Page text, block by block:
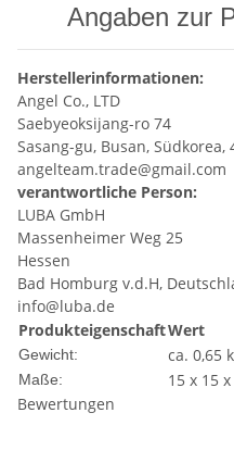
Angaben zur
Herstellerinformationen:
Angel Co., LTD
Saebyeoksijang-ro 74
Sasang-gu, Busan, Südkorea,
angelteam.trade@gmail.com
verantwortliche Person:
LUBA GmbH
Massenheimer Weg 25
Hessen
Bad Homburg v.d.H,
info@luba.de
ProdukteigenschaftWert
Gewicht: ca. 0,65
Maße:
15 x 15
Bewertungen